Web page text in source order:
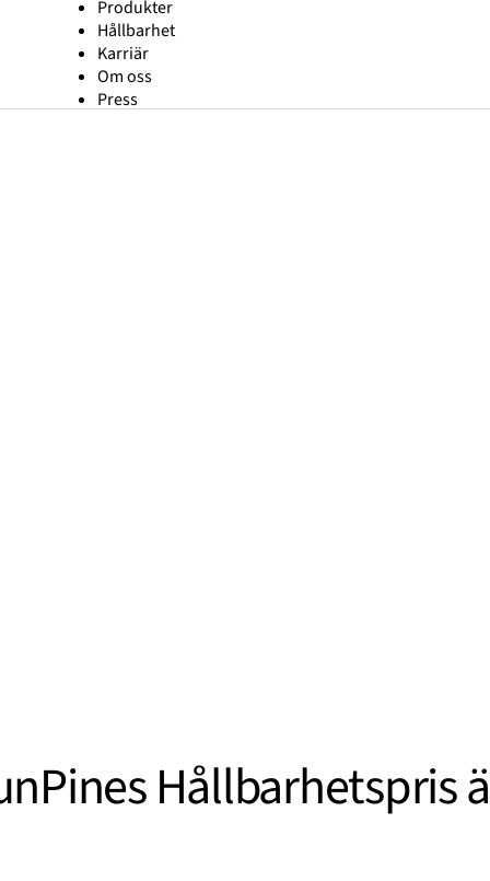
Produkter
Hållbarhet
Karriär
Om oss
Press
Hållbarhetspris